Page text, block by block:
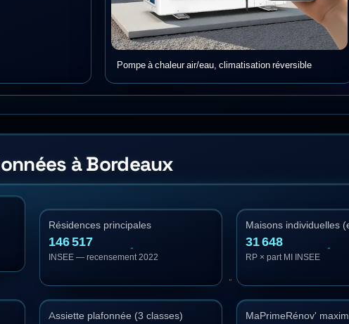
Pompe à chaleur air/eau, climatisation réversible
à Bordeaux
Résidences principales
146 517
INSEE — recensement 2022
Maisons individuelles
31 648
RP × part MI INSEE
Assiette plafonnée (3 classes) MaPrimeRénov'